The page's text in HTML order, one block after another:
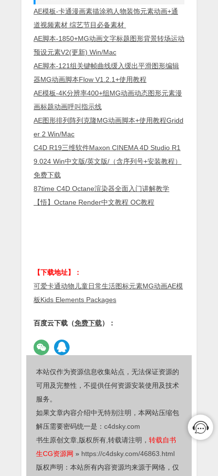
AE模板-卡通漫画素描涂鸦人物装饰元素动画+通
道视频素材 综艺节目必备素材
AE脚本-1850+MG动画文字标题图形背景转场运动
预设元素V2(更新) Win/Mac
AE脚本-121组关键帧曲线缓入缓出平滑图形编辑
器MG动画脚本Flow V1.2.1+使用教程
AE模板-4K分辨率400+组MG动画动态图形元素漫
画标题动画呼叫指示线
AE图形排列阵列克隆MG动画脚本+使用教程Gridd
er 2 Win/Mac
C4D R19三维软件Maxon CINEMA 4D Studio R1
9.024 Win中文版/英文版/（含序列号+安装教程）
免费下载
87time C4D Octane渲染器全面入门讲解教学
【悟】Octane Render中文教程 OC教程
【下载地址】：
可爱卡通动物儿童日常生活图标元素MG动画AE模
板Kids Elements Packages
百度云下载（免费下载）：
本站仅作为资源信息收集站点，无法保证资源的
可用及完整性，不提供任何资源安装使用及技术
服务。
如果文章内容介绍中无特别注明，本网站压缩包
解压需要密码统一是： c4dsky.com
书生原创文章,版权所有,转载请注明， 转载自书
生CG资源网 » https://c4dsky.com/46863.html
版权声明：本站所有内容资源均来源于网络，仅